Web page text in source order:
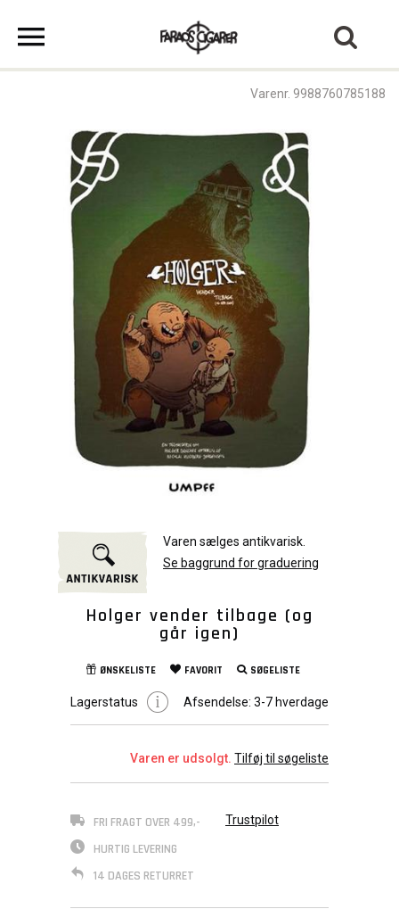
Varenr. 9988760785188
Varen sælges antikvarisk.
Se baggrund for graduering
Holger vender tilbage (og
går igen)
ØNSKELISTE FAVORIT SØGELISTE
Lagerstatus Afsendelse: 3-7 hverdage
Varen er udsolgt. Tilføj til søgeliste
FRI FRAGT OVER 499,-
HURTIG LEVERING
14 DAGES RETURRET
Trustpilot